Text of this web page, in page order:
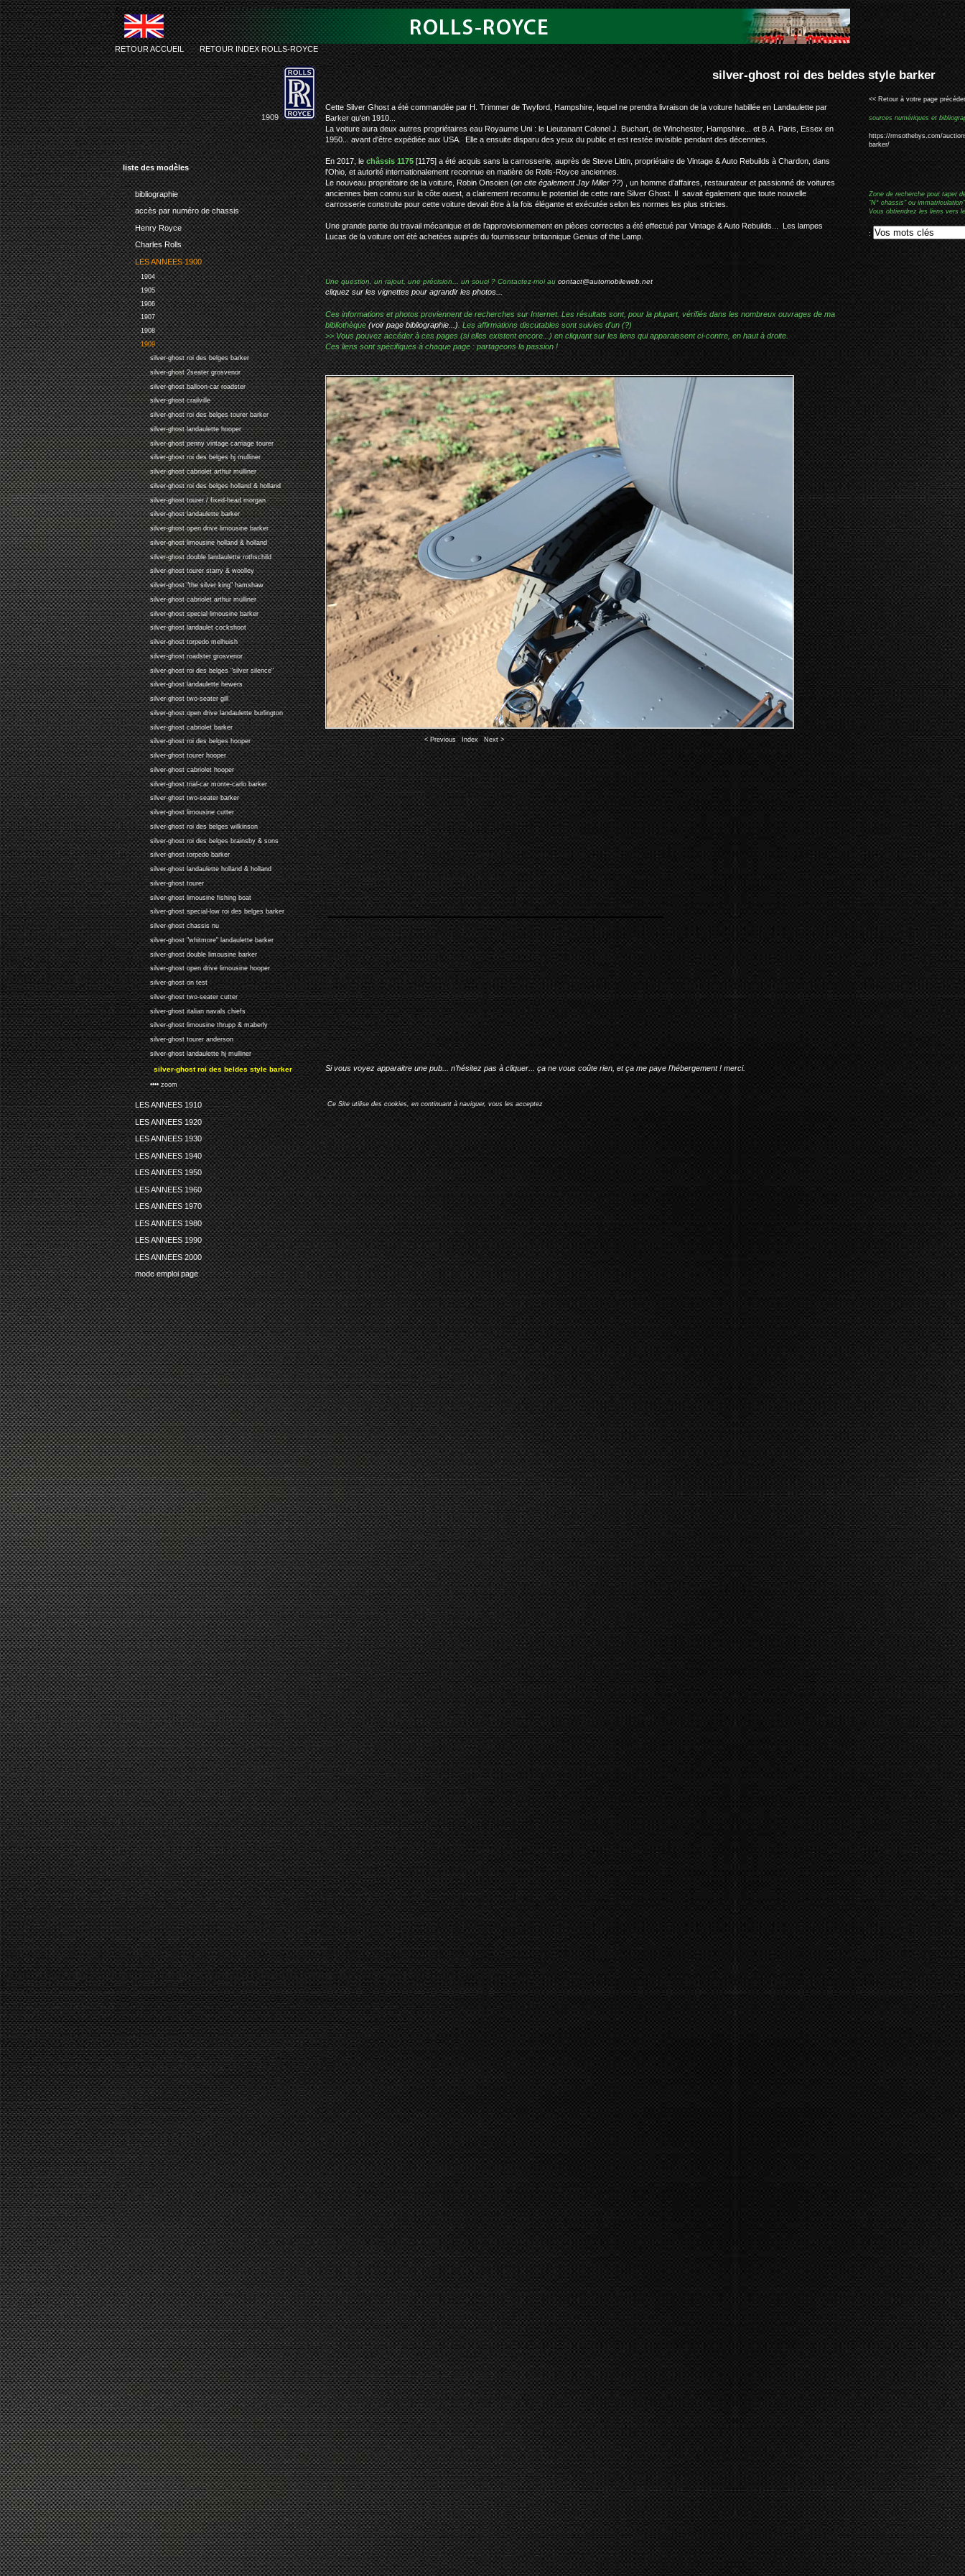
liste des modèles
bibliographie
accès par numéro de chassis
Henry Royce
Charles Rolls
LES ANNEES 1900
1904
1905
1906
1907
1908
1909
silver-ghost roi des belges barker
silver-ghost 2seater grosvenor
silver-ghost balloon-car roadster
silver-ghost crailville
silver-ghost roi des belges tourer barker
silver-ghost landaulette hooper
silver-ghost penny vintage carriage tourer
silver-ghost roi des belges hj mulliner
silver-ghost cabriolet arthur mulliner
silver-ghost roi des belges holland & holland
silver-ghost tourer / fixed-head morgan
silver-ghost landaulette barker
silver-ghost open drive limousine barker
silver-ghost limousine holland & holland
silver-ghost double landaulette rothschild
silver-ghost tourer starry & woolley
silver-ghost "the silver king" hamshaw
silver-ghost cabriolet arthur mulliner
silver-ghost special limousine barker
silver-ghost landaulet cockshoot
silver-ghost torpedo melhuish
silver-ghost roadster grosvenor
silver-ghost roi des belges "silver silence"
silver-ghost landaulette hewers
silver-ghost two-seater gill
silver-ghost open drive landaulette burlington
silver-ghost cabriolet barker
silver-ghost roi des belges hooper
silver-ghost tourer hooper
silver-ghost cabriolet hooper
silver-ghost trial-car monte-carlo barker
silver-ghost two-seater barker
silver-ghost limousine cutter
silver-ghost roi des belges wilkinson
silver-ghost roi des belges brainsby & sons
silver-ghost torpedo barker
silver-ghost landaulette holland & holland
silver-ghost tourer
silver-ghost limousine fishing boat
silver-ghost special-low roi des belges barker
silver-ghost chassis nu
silver-ghost "whitmore" landaulette barker
silver-ghost double limousine barker
silver-ghost open drive limousine hooper
silver-ghost on test
silver-ghost two-seater cutter
silver-ghost italian navals chiefs
silver-ghost limousine thrupp & maberly
silver-ghost tourer anderson
silver-ghost landaulette hj mulliner
silver-ghost roi des beldes style barker
•••• zoom
LES ANNEES 1910
LES ANNEES 1920
LES ANNEES 1930
LES ANNEES 1940
LES ANNEES 1950
LES ANNEES 1960
LES ANNEES 1970
LES ANNEES 1980
LES ANNEES 1990
LES ANNEES 2000
mode emploi page
silver-ghost roi des beldes style barker
RETOUR ACCUEIL-RETOUR INDEX ROLLS-ROYCE
1909
Cette Silver Ghost a été commandée par H. Trimmer de Twyford, Hampshire, lequel ne prendra livraison de la voiture habillée en Landaulette par
Barker qu'en 1910...
La voiture aura deux autres propriétaires eau Royaume Uni : le Lieutanant Colonel J. Buchart, de Winchester, Hampshire... et B.A. Paris, Essex en
1950... avant d'être expédiée aux USA. Elle a ensuite disparu des yeux du public et est restée invisible pendant des décennies.
En 2017, lechâssis 1175[1175] a été acquis sans la carrosserie, auprès de Steve Littin, propriétaire de Vintage & Auto Rebuilds à Chardon, dans
l'Ohio, et autorité internationalement reconnue en matière de Rolls-Royce anciennes.
Le nouveau propriétaire de la voiture, Robin Onsoien (on cite également Jay Miller ??) , un homme d'affaires, restaurateur et passionné de voitures
anciennes bien connu sur la côte ouest, a clairement reconnu le potentiel de cette rare Silver Ghost. Il savait également que toute nouvelle
carrosserie construite pour cette voiture devait être à la fois élégante et exécutée selon les normes les plus strictes.
Une grande partie du travail mécanique et de l'approvisionnement en pièces correctes a été effectué par Vintage & Auto Rebuilds... Les lampes
Lucas de la voiture ont été achetées auprès du fournisseur britannique Genius of the Lamp.
Une question, un rajout, une précision... un souci ? Contactez-moi aucontact@automobileweb.net
cliquez sur les vignettes pour agrandir les photos...
Ces informations et photos proviennent de recherches sur Internet. Les résultats sont, pour la plupart, vérifiés dans les nombreux ouvrages de ma
bibliothèque(voir page bibliographie...). Les affirmations discutables sont suivies d'un (?)
>> Vous pouvez accéder à ces pages (si elles existent encore...) en cliquant sur les liens qui apparaissent ci-contre, en haut à droite.
Ces liens sont spécifiques à chaque page : partageons la passion !
Image 52 of 62
< Previous| Index|Next >
Si vous voyez apparaitre une pub... n'hésitez pas à cliquer... ça ne vous coûte rien, et ça me paye l'hébergement ! merci.
Ce Site utilise des cookies, en continuant à naviguer, vous les acceptez
<< Retour à votre page
sources numériques et
https://rmsothebys.com/
barker/
Zone de recherche pour taper
"N° chassis" ou
Vous obtiendrez les liens vers
: